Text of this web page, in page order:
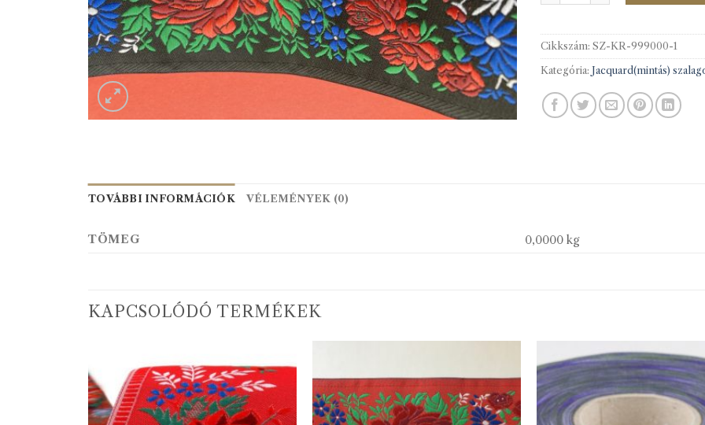
Cikkszám: SZ-KR-999000-1
Kategória: Jacquard(mintás)
TOVÁBBI INFORMÁCIÓK VÉLEMÉNYEK (0)
TÖMEG 0,0000 kg
KAPCSOLÓDÓ TERMÉKEK